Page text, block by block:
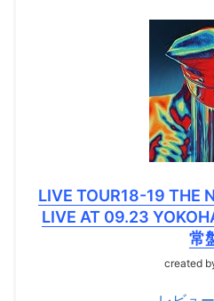
LIVE TOUR18-19 THE
LIVE AT 09.23
常
created